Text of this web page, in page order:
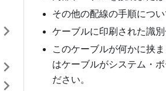
その他の配線の手順につ
ケーブルに印刷された識
このケーブルが何かに挟
はケーブルがシステム・
ださい。